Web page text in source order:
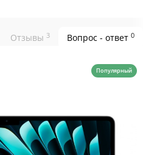
Отзывы 3 Вопрос - ответ 0
Популярный